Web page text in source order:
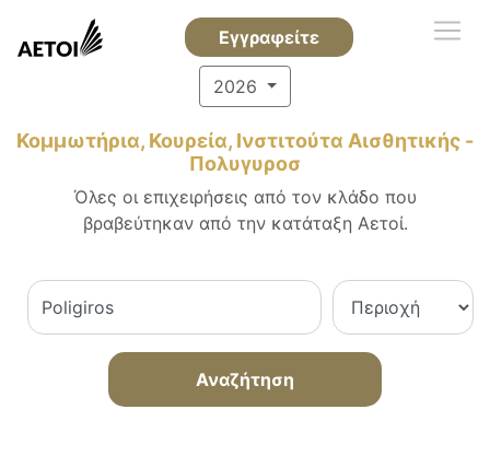
Εγγραφείτε
2026
Κομμωτήρια, Κουρεία, Ινστιτούτα Αισθητικής -
Πολυγυροσ
Όλες οι επιχειρήσεις από τον κλάδο που
βραβεύτηκαν από την κατάταξη Αετοί.
Αναζήτηση